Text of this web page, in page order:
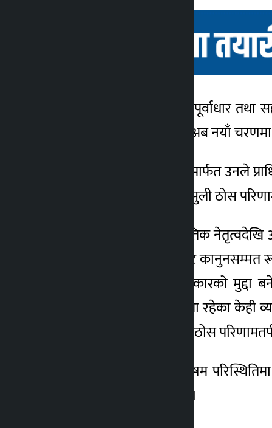
काठमाडौं । ऊर्जा, भौतिक पूर्वाधार
बक्यौता असुलीको प्रक्रिया अब नयाँ
बिहीबार सामाजिक सञ्जालमार्फत
सिर्जना भएपनि बक्यौता असुली ठोस
उनले लेखेका छन्, ‘राजनीतिक
नेपाल विद्युत प्राधिकरणबाट
हुँदा यो विषय राष्ट्रिय सरोकारको
वक्यौतालाई जिम्मेवार पदमा रहेका केही
कारण अब बक्यौता असुली ठोस
मन्त्री घिसिङले हालको विषम
धन्यवाद समेत दिएका छन् ।